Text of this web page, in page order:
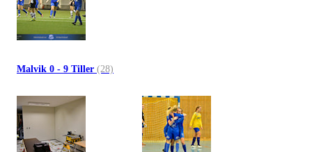
Malvik 0 - 9 Tiller (28)